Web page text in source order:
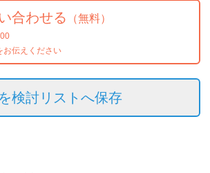
合わせる （無料）
お伝えください
検討リストへ保存